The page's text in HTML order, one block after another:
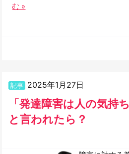
む »
記事 2025年1月27日
「発達障害は人の気持
と言われたら？